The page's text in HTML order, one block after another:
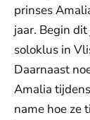
prinses
jaar. Begin
soloklus in
Daarnaast
Amalia
name hoe ze